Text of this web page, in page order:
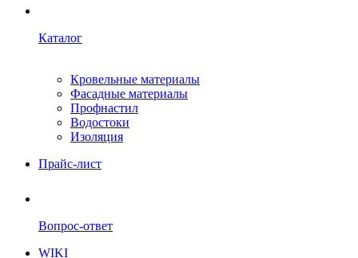
Каталог
Кровельные материалы
Фасадные материалы
Профнастил
Водостоки
Изоляция
Прайс-лист
Вопрос-ответ
WIKI